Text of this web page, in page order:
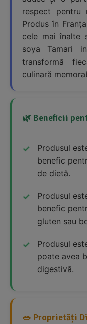
respect pentru
Produs în
cele mai înalte
soya Tamari
transformă
culinară
🌿 Beneficii
Produsul
benefic
de dietă.
Produsul
benefic
gluten sau
Produsul
poate avea
digestivă.
🥗 Proprietăți